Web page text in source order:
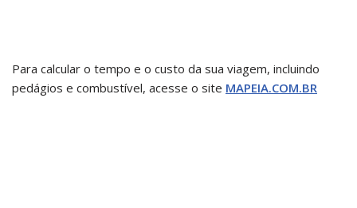
Para calcular o tempo e o custo da sua viagem, incluindo
pedágios e combustível, acesse o site MAPEIA.COM.BR